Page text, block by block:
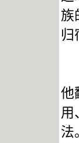
族
归
他
用
法